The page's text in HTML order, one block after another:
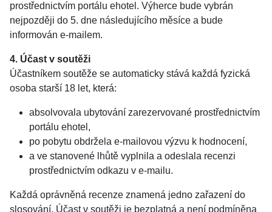
prostřednictvím portálu ehotel. Výherce bude vybrán
nejpozději do 5. dne následujícího měsíce a bude
informován e-mailem.
4. Účast v soutěži
Účastníkem soutěže se automaticky stává každá fyzická
osoba starší 18 let, která:
absolvovala ubytování zarezervované prostřednictvím
portálu ehotel,
po pobytu obdržela e-mailovou výzvu k hodnocení,
a ve stanovené lhůtě vyplnila a odeslala recenzi
prostřednictvím odkazu v e-mailu.
Každá oprávněná recenze znamená jedno zařazení do
slosování. Účast v soutěži je bezplatná a není podmíněna